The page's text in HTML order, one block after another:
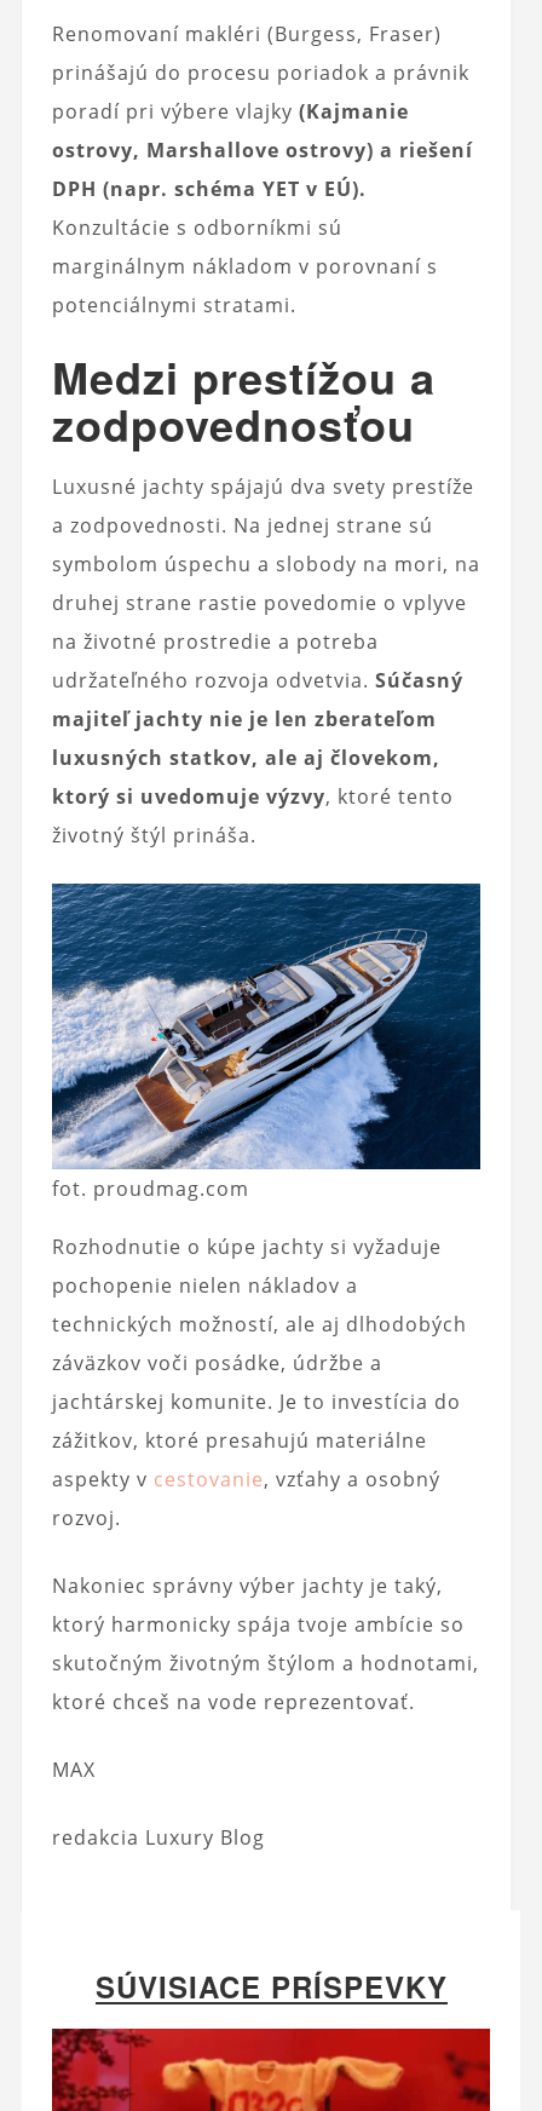
Renomovaní makléri (Burgess, Fraser)
prinášajú do procesu poriadok a právnik
poradí pri výbere vlajky (Kajmanie
ostrovy, Marshallove ostrovy) a riešení
DPH (napr. schéma YET v EÚ).
Konzultácie s odborníkmi sú
marginálnym nákladom v porovnaní s
potenciálnymi stratami.
Medzi prestížou a
zodpovednosťou
Luxusné jachty spájajú dva svety prestíže
a zodpovednosti. Na jednej strane sú
symbolom úspechu a slobody na mori, na
druhej strane rastie povedomie o vplyve
na životné prostredie a potreba
udržateľného rozvoja odvetvia. Súčasný
majiteľ jachty nie je len zberateľom
luxusných statkov, ale aj človekom,
ktorý si uvedomuje výzvy, ktoré tento
životný štýl prináša.
fot. proudmag.com
Rozhodnutie o kúpe jachty si vyžaduje
pochopenie nielen nákladov a
technických možností, ale aj dlhodobých
záväzkov voči posádke, údržbe a
jachtárskej komunite. Je to investícia do
zážitkov, ktoré presahujú materiálne
aspekty v cestovanie, vzťahy a osobný
rozvoj.
Nakoniec správny výber jachty je taký,
ktorý harmonicky spája tvoje ambície so
skutočným životným štýlom a hodnotami,
ktoré chceš na vode reprezentovať.
MAX
redakcia Luxury Blog
SÚVISIACE PRÍSPEVKY